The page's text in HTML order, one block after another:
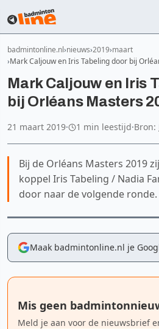
badmintonline.nl nieuws 2019 maart
Mark Caljouw en Iris Tabeling door bij
Mark Caljouw en Iris
bij Orléans Masters
21 maart 2019· 1 min leestijd·Bron:
Bij de Orléans Masters 2019
koppel Iris Tabeling / Nadia
door naar de volgende ronde.
Maak badmintonline.nl je
Mis geen
Meld je aan voor de nieuwsbrief